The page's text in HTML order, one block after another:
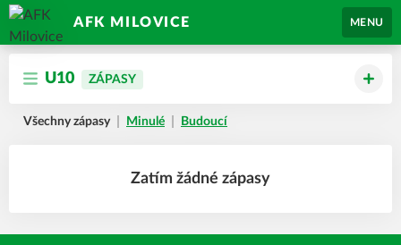
AFK MILOVICE MENU
U10 ZÁPASY
Všechny zápasy Minulé Budoucí
Zatím žádné zápasy